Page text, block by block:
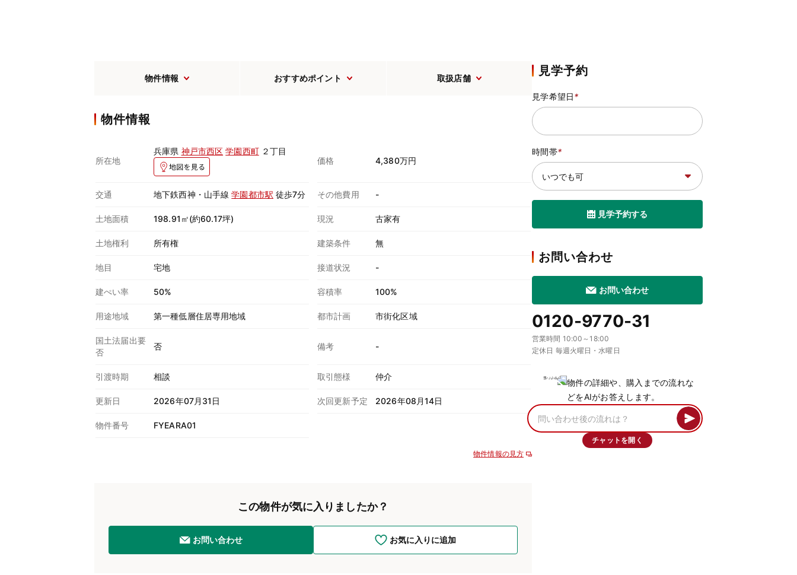
物件情報 おすすめポイント 取扱店舗
物件情報
所在地
兵庫県 神戸市西区 学園西町 ２丁目
価格
4,380万円
交通 地下鉄西神・山手線学園都市駅 徒歩7分 その他費用 -
土地面積 198.91㎡(約60.17坪) 現況 古家有
土地権利 所有権 建築条件 無
地目 宅地 接道状況 -
建ぺい率 50% 容積率 100%
用途地域 第一種低層住居専用地域 都市計画 市街化区域
国土法届出要
否
否 備考 -
引渡時期 相談 取引態様 仲介
更新日 2026年07月31日 次回更新予定 2026年08月14日
物件番号 FYEARA01
物件情報の見方
この物件が気に入りましたか？
お問い合わせ お気に入りに追加
見学予約
見学希望日*
時間帯*
見学予約する
お問い合わせ
お問い合わせ
0120-9770-31
営業時間 10:00～18:00
定休日 毎週火曜日・水曜日
物件の詳細や、購入までの流れな
どをAIがお答えします。
チャットを開く